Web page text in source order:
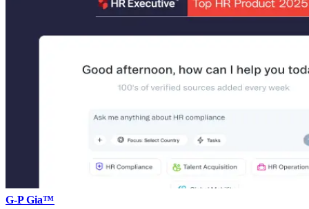
G-P Gia™​​